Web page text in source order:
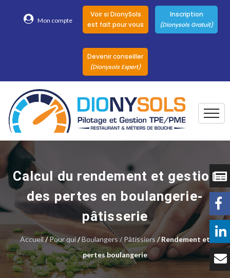
Mon compte
Voir si DionySols
est fait pour vous
Inscription
(Dionysols Gratuit)
Devenir conseiller
(Dionysols Expert)
Nos conseillers
DionySols
Nos versions
Nos autres
Solutions
Témoignages
Tarifs
Calcul du rendement et gestion
des pertes en boulangerie-
pâtisserie
Accueil/Pour qui/Boulangers / Pâtissiers / Rendement et
pertes boulangerie